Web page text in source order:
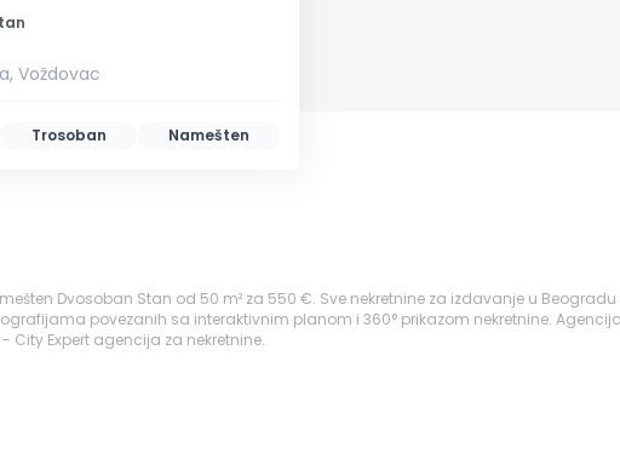
Voždovac
Trosoban Namešten
Dvosoban Stan od 50 m² za 550 €. Sve nekretnine za izdavanje u
povezanih sa interaktivnim planom i 360° prikazom nekretnine.
City Expert agencija za nekretnine.